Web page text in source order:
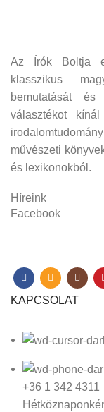
Az Írók Boltja
klasszikus
bemutatását
választékot
művészeti
és lexikonokból.
Híreink
Facebook
KAPCSOLAT
+36 1 342 4311